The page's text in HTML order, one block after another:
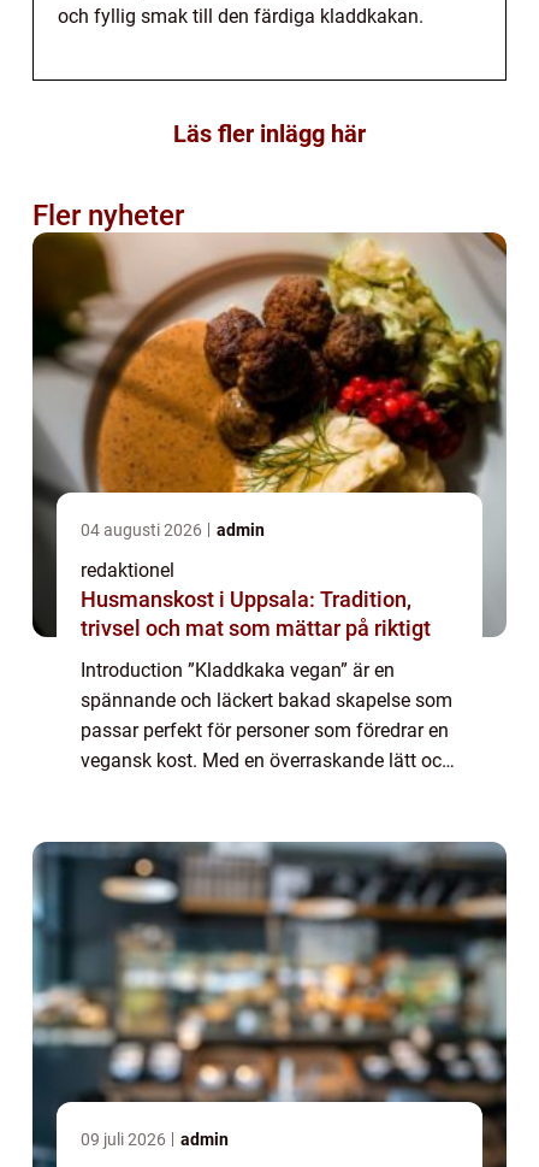
och fyllig smak till den färdiga kladdkakan.
Läs fler inlägg här
Fler nyheter
04 augusti 2026 admin
redaktionel
Husmanskost i Uppsala: Tradition,
trivsel och mat som mättar på riktigt
Introduction ”Kladdkaka vegan” är en
spännande och läckert bakad skapelse som
passar perfekt för personer som föredrar en
vegansk kost. Med en överraskande lätt och
09 juli 2026 admin